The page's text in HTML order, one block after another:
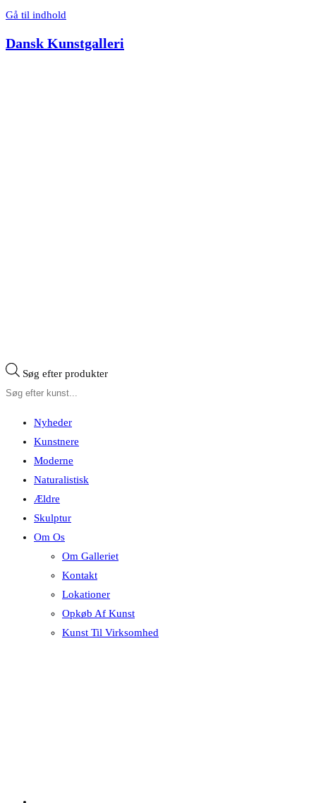
Gå til indhold
Dansk Kunstgalleri
Søg efter produkter
Nyheder
Kunstnere
Moderne
Naturalistisk
Ældre
Skulptur
Om Os
Om Galleriet
Kontakt
Lokationer
Opkøb Af Kunst
Kunst Til Virksomhed